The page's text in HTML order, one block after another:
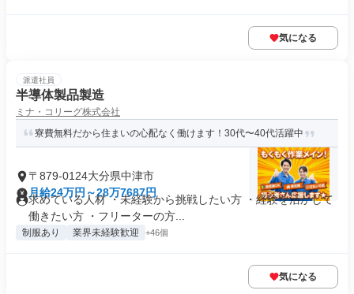
気になる
派遣社員
半導体製品製造
ミナ・コリーグ株式会社
寮費無料だから住まいの心配なく働けます！30代〜40代活躍中
〒879-0124大分県中津市
月給24万円～28万7687円
求めている人材 ・未経験から挑戦したい方 ・経験を活かして
働きたい方 ・フリーターの方...
制服あり 業界未経験歓迎 +46個
気になる